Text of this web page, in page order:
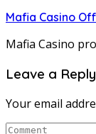
Mafia Casino
Mafia Casino
Leave a Reply
Your email